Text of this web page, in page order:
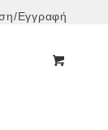
Εγγραφή